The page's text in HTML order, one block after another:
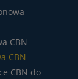
CBN
CBN
CBN do